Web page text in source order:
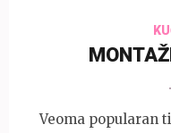
Veoma popularan